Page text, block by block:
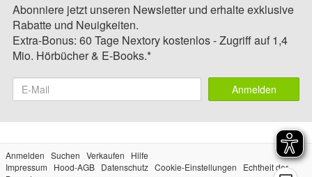
Abonniere jetzt unseren Newsletter und erhalte exklusive
Rabatte und Neuigkeiten.
Extra-Bonus: 60 Tage Nextory kostenlos - Zugriff auf 1,4
Mio. Hörbücher & E-Books.*
Anmelden
Anmelden Suchen Verkaufen
Hilfe
Impressum
Hood-AGB Datenschutz Cookie-Einstellungen
Echtheit der